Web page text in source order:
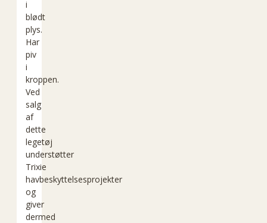
i
blødt
plys.
Har
piv
i
kroppen.
Ved
salg
af
dette
legetøj
understøtter
Trixie
havbeskyttelsesprojekter
og
giver
dermed